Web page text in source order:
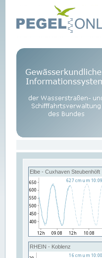
Elbe - Cuxhaven Steubenhöft
RHEIN - Koblenz